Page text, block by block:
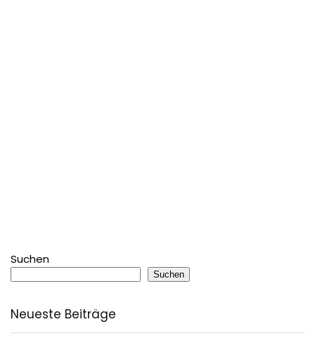
Suchen
Suchen
Neueste Beiträge